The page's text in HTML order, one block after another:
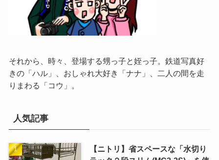
それから、時々、登場する甥っ子と姪っ子。鉄道写真好
きの「ハル」、おしゃれ大好き「ナナ」、二人の間を走
りまわる「コウ」。
人気記事
【ニトリ】省スペースな「水切り